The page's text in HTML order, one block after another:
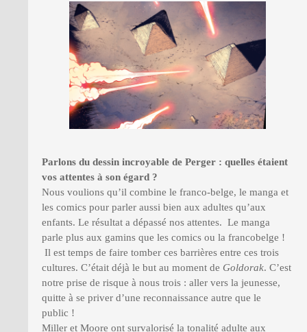
Parlons du dessin incroyable de Perger : quelles étaient
vos attentes à son égard ?
Nous voulions qu’il combine le franco-belge, le manga et
les comics pour parler aussi bien aux adultes qu’aux
enfants. Le résultat a dépassé nos attentes. Le manga
parle plus aux gamins que les comics ou la francobelge !
Il est temps de faire tomber ces barrières entre ces trois
cultures. C’était déjà le but au moment de Goldorak. C’est
notre prise de risque à nous trois : aller vers la jeunesse,
quitte à se priver d’une reconnaissance autre que le
public !
Miller et Moore ont survalorisé la tonalité adulte aux